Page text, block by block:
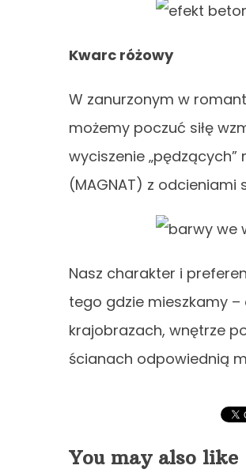
Kwarc różowy
W zanurzonym w
możemy poczuć siłę
wyciszenie „pędzących”
(MAGNAT) z odcieniami
Nasz charakter i
tego gdzie mieszkamy
krajobrazach, wnętrze
ścianach odpowiednią
You may also like